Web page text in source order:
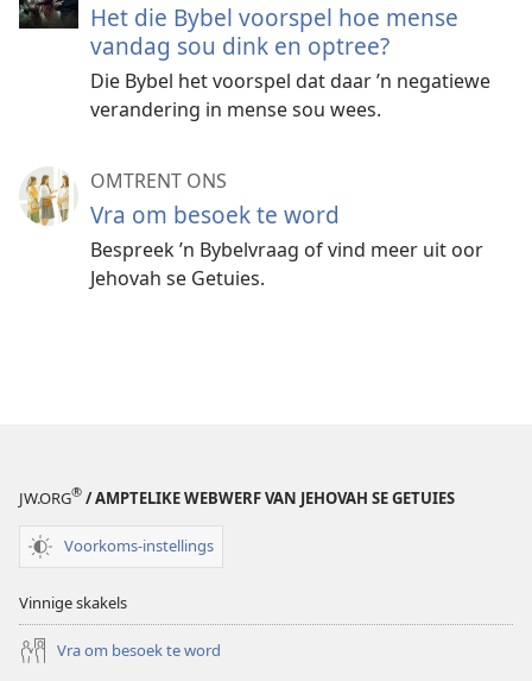
Het die Bybel voorspel hoe mense
vandag sou dink en optree?
Die Bybel het voorspel dat daar ’n negatiewe
verandering in mense sou wees.
OMTRENT ONS
Vra om besoek te word
Bespreek ’n Bybelvraag of vind meer uit oor
Jehovah se Getuies.
JW.ORG® / AMPTELIKE WEBWERF VAN JEHOVAH SE GETUIES
Voorkoms-instellings
Vinnige skakels
Vra om besoek te word